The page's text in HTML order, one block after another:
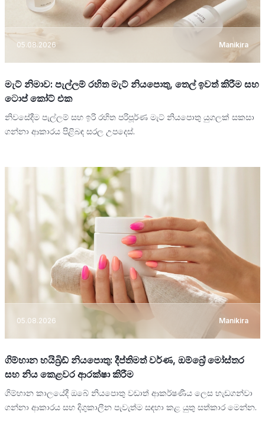
05.08.2026 Manikira
මැට් නිමාව: පැල්ලම් රහිත මැට් නියපොතු, තෙල් ඉවත් කිරීම සහ
ටොප් කෝට් එක
නිවසේදීම පැල්ලම් සහ ඉරි රහිත පරිපූර්ණ මැට් නියපොතු යුගලක් සකසා
ගන්නා ආකාරය පිළිබඳ සරල උපදෙස්.
05.08.2026 Manikira
ගිම්හාන හයිබ්‍රිඩ් නියපොතු: දීප්තිමත් වර්ණ, ඔම්බ්‍රේ මෝස්තර
සහ නිය කෙළවර ආරක්ෂා කිරීම
ගිම්හාන කාලයේදී ඔබේ නියපොතු වඩාත් ආකර්ෂණීය ලෙස හැඩගන්වා
ගන්නා ආකාරය සහ දිගුකාලීන පැවැත්ම සඳහා කළ යුතු සත්කාර මෙන්න.